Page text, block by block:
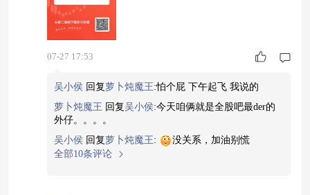
07-27 17:53
吴小侯 回复萝卜炖魔王:怕个屁 下午起飞 我说的
萝卜炖魔王 回复吴小侯:今天咱俩就是全股吧最der的
外仔。。。。
吴小侯 回复萝卜炖魔王:
没关系，加油别慌
全部10条评论